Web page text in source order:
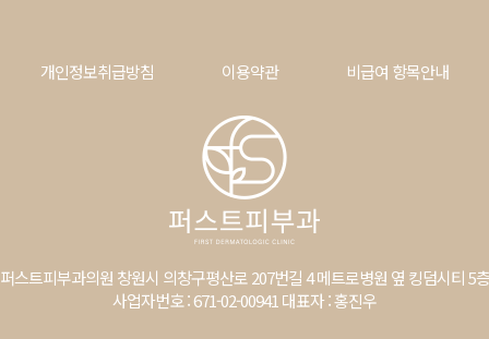
개인정보취급방침 이용약관 비급여 항목안내
스트피부과의원 창원시 의창구평산로 207번길 4 메트로병원 옆 킹덤시티 5
사업자번호 : 671-02-00941 대표자 : 홍진우